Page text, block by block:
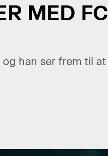
MED FC
han ser frem til at